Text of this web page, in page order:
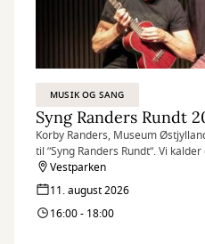
MUSIK OG SANG
Syng Randers Rundt
Korby Randers, Museum
til ”Syng Randers Rundt”. Vi
kampe!”
Det gælder derfor området i og
afstand mellem de 10
nå rundt.
Vestparken
11. august 2026
16:00 - 18:00